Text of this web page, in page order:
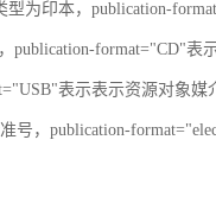
为印本，publication-
format="CD"表
表示表示资源对象媒
号，publication-